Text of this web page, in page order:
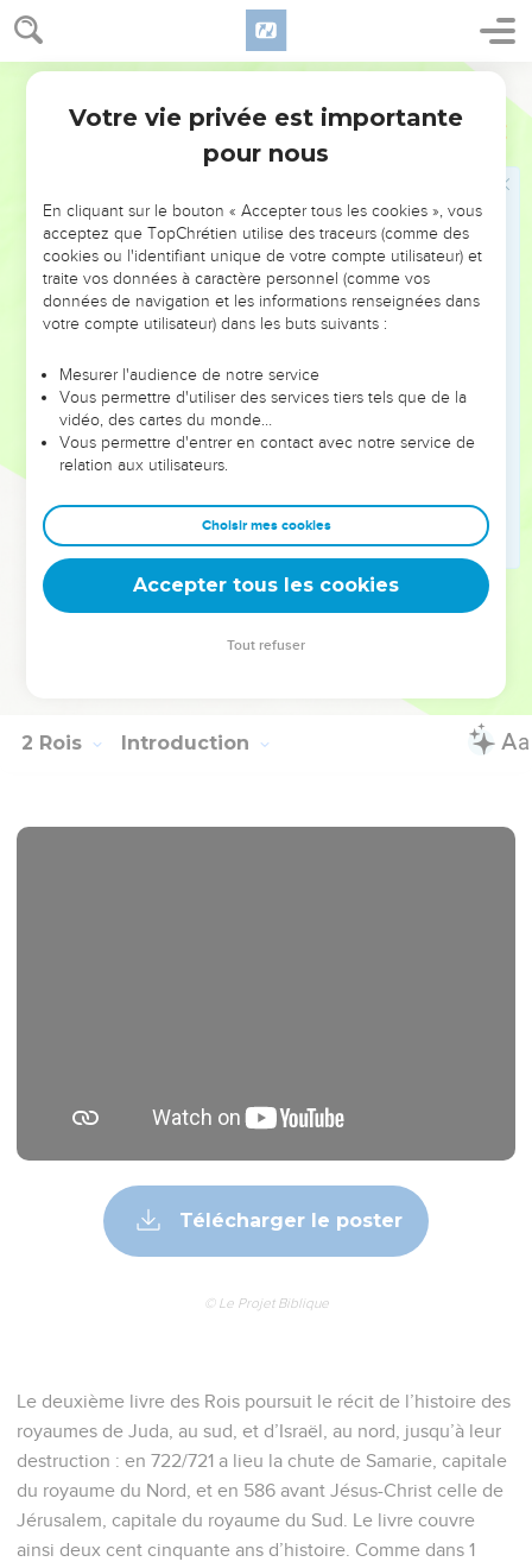
1 Rois 22
(22 : 48) Et il n'y avait pas de roi en Édom ; un gouverneur
y régnait.
(22 : 49) Josaphat construisit des navires de Tarsis pour
navires furent brisés à Etsion-Guéber.
(22 : 50) Alors Achazia, fils d'Achab, dit à Josaphat : Que
mes serviteurs aillent avec tes serviteurs dans les navires ; et
Josaphat ne le voulut pas.
(22 : 51) Et Josaphat s'endormit avec ses pères, et il fut
enterré avec ses pères dans la ville de David, son père ; et
Joram, son fils régna à sa place.
Israël, à Samarie, la dix-septième année de Josaphat, roi de
Juda ; et il régna sur Israël deux ans.
Ahazia, roi d'Israël
(22 : 53) Et il fit ce qui est mauvais aux yeux de l'Éternel, et
il marcha dans la voie de son père, et dans la voie de sa
mère, et dans la voie de Jéroboam, fils de Nebath, qui fit
pécher Israël.
2 Rois Introduction
Télécharger le poster
© Le Projet Biblique
Le deuxième livre des Rois poursuit le récit de l’histoire des
royaumes de Juda, au sud, et d’Israël, au nord, jusqu’à leur
destruction : en 722/721 a lieu la chute de Samarie, capitale
du royaume du Nord, et en 586 avant Jésus-Christ celle de
Jérusalem, capitale du royaume du Sud. Le livre couvre
ainsi deux cent cinquante ans d’histoire. Comme dans 1
Votre vie privée est importante
pour nous
En cliquant sur le bouton « Accepter tous les cookies », vous
acceptez que TopChrétien utilise des traceurs (comme des
cookies ou l'identifiant unique de votre compte utilisateur) et
traite vos données à caractère personnel (comme vos
données de navigation et les informations renseignées dans
votre compte utilisateur) dans les buts suivants :
Mesurer l'audience de notre service
Vous permettre d'utiliser des services tiers tels que de la
vidéo, des cartes du monde…
Vous permettre d'entrer en contact avec notre service de
relation aux utilisateurs.
Choisir mes cookies
Accepter tous les cookies
Tout refuser